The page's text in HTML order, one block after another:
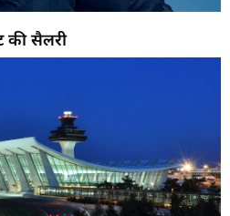
की सैलरी